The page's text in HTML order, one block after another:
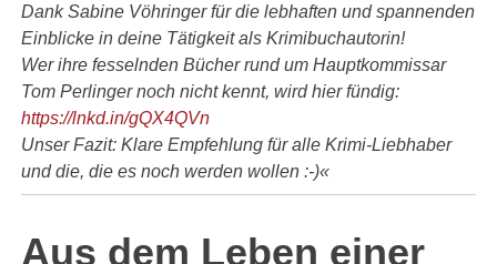
Dank Sabine Vöhringer für die lebhaften und spannenden
Einblicke in deine Tätigkeit als Krimibuchautorin!
Wer ihre fesselnden Bücher rund um Hauptkommissar
Tom Perlinger noch nicht kennt, wird hier fündig:
https://lnkd.in/gQX4QVn
Unser Fazit: Klare Empfehlung für alle Krimi-Liebhaber
und die, die es noch werden wollen :-)«
Aus dem Leben einer